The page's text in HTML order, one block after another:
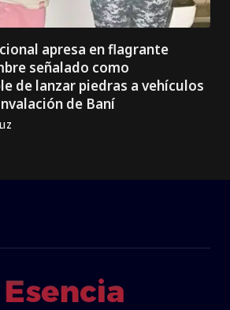
apresa en flagrante
señalado como
de lanzar piedras a vehículos
de Baní